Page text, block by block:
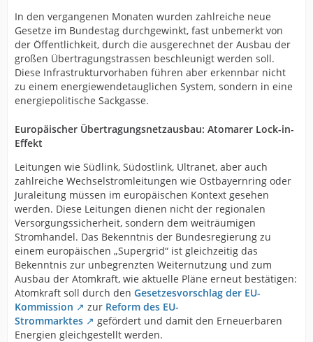
In den vergangenen Monaten wurden zahlreiche neue
Gesetze im Bundestag durchgewinkt, fast unbemerkt von
der Öffentlichkeit, durch die ausgerechnet der Ausbau der
großen Übertragungstrassen beschleunigt werden soll.
Diese Infrastrukturvorhaben führen aber erkennbar nicht
zu einem energiewendetauglichen System, sondern in eine
energiepolitische Sackgasse.
Europäischer Übertragungsnetzausbau: Atomarer Lock-in-
Effekt
Leitungen wie Südlink, Südostlink, Ultranet, aber auch
zahlreiche Wechselstromleitungen wie Ostbayernring oder
Juraleitung müssen im europäischen Kontext gesehen
werden. Diese Leitungen dienen nicht der regionalen
Versorgungssicherheit, sondern dem weiträumigen
Stromhandel. Das Bekenntnis der Bundesregierung zu
einem europäischen „Supergrid“ ist gleichzeitig das
Bekenntnis zur unbegrenzten Weiternutzung und zum
Ausbau der Atomkraft, wie aktuelle Pläne erneut bestätigen:
Atomkraft soll durch den Gesetzesvorschlag der EU-
Kommission
zur Reform des EU-
Strommarktes
gefördert und damit den Erneuerbaren
Energien gleichgestellt werden.